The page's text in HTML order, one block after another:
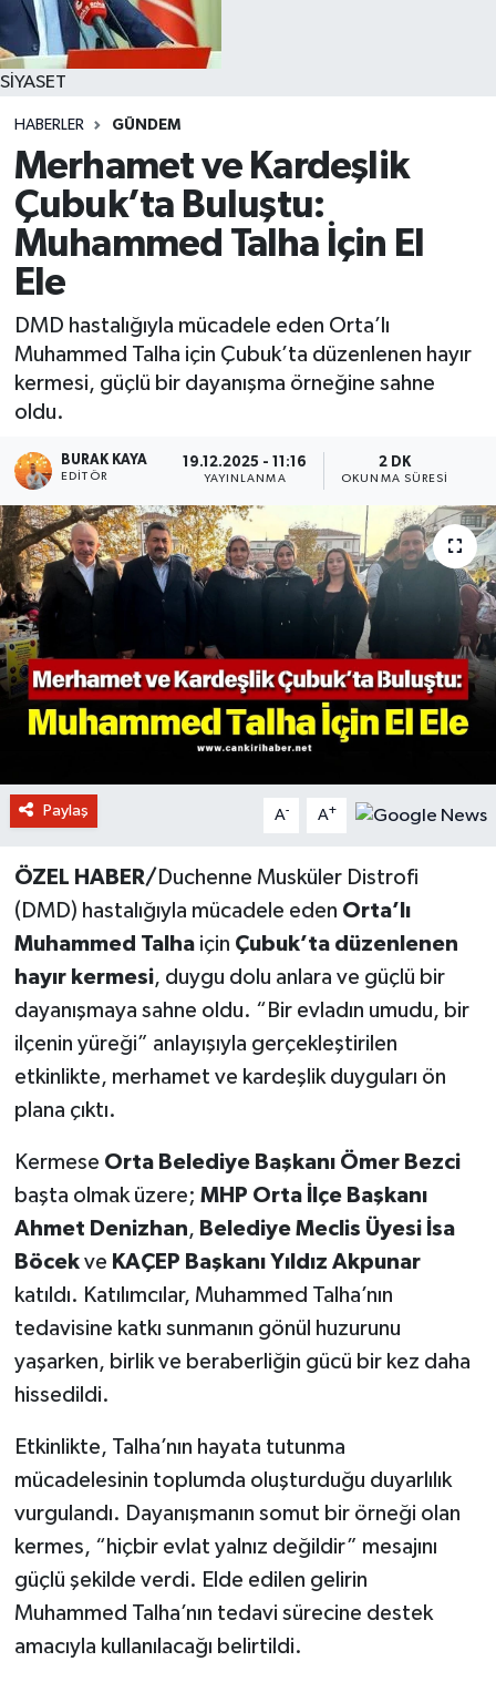
SİYASET
HABERLER GÜNDEM
Merhamet ve Kardeşlik
Çubuk’ta Buluştu:
Muhammed Talha İçin El
Ele
DMD hastalığıyla mücadele eden Orta’lı
Muhammed Talha için Çubuk’ta düzenlenen hayır
kermesi, güçlü bir dayanışma örneğine sahne
oldu.
BURAK KAYA
EDITÖR
19.12.2025 - 11:16
YAYINLANMA
2 DK
OKUNMA SÜRESI
Paylaş A- A+
ÖZEL HABER/ Duchenne Musküler Distrofi
(DMD) hastalığıyla mücadele eden Orta’lı
Muhammed Talhaiçin Çubuk’ta düzenlenen
hayır kermesi, duygu dolu anlara ve güçlü bir
dayanışmaya sahne oldu. “Bir evladın umudu, bir
ilçenin yüreği” anlayışıyla gerçekleştirilen
etkinlikte, merhamet ve kardeşlik duyguları ön
plana çıktı.
Kermese Orta Belediye Başkanı Ömer Bezci
başta olmak üzere; MHP Orta İlçe Başkanı
Ahmet Denizhan, Belediye Meclis Üyesi İsa
Böcekve KAÇEP Başkanı Yıldız Akpunar
katıldı. Katılımcılar, Muhammed Talha’nın
tedavisine katkı sunmanın gönül huzurunu
yaşarken, birlik ve beraberliğin gücü bir kez daha
hissedildi.
Etkinlikte, Talha’nın hayata tutunma
mücadelesinin toplumda oluşturduğu duyarlılık
vurgulandı. Dayanışmanın somut bir örneği olan
kermes, “hiçbir evlat yalnız değildir” mesajını
güçlü şekilde verdi. Elde edilen gelirin
Muhammed Talha’nın tedavi sürecine destek
amacıyla kullanılacağı belirtildi.